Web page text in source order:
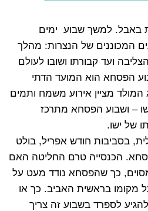
באבל. למשך שבוע ימים
המכוננים של הנצרות: מהלך
ועד קבורתו ושובו לעולם
הפסחא הוא המועד הדתי
מציין אירוע משמח ותמים
– ושבוע הפסחא מתרכז
של ישו.
בסביבות חודש אפריל, בולט
הכנסייה טרם החליטה האם
כך שהפסחא נודד מעט על
מקומו בראשית האביב. כך או
לספרד בשבוע זה צריך